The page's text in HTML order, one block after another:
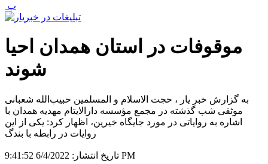
‍ پ
موقوفات در استان همدان احیا
شوند
به گزارش خبر یار ، حجت الاسلام و المسلمین حبیب‌الله شعبانی
موثقی شب گذشته در مجمع مؤسسه دارالایتام مهدیه همدان با
اشاره به روایاتی در مورد جایگاه خیرین، اظهار کرد: یکی از این
روایات در رابطه با بندگ
تاریخ انتشار: 6/4/2022 9:41:52 PM